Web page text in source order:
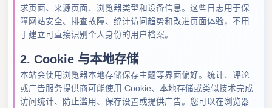
求页面、来源页面、浏览器类型和设备信息。这些日志用于保
障网站安全、排查故障、统计访问趋势和改进页面体验，不用
于建立可直接识别个人身份的用户档案。
2. Cookie 与本地存储
本站会使用浏览器本地存储保存主题等界面偏好。统计、评论
或广告服务提供商可能使用 Cookie、本地存储或类似技术完成
访问统计、防止滥用、保存设置或提供广告。您可以在浏览器